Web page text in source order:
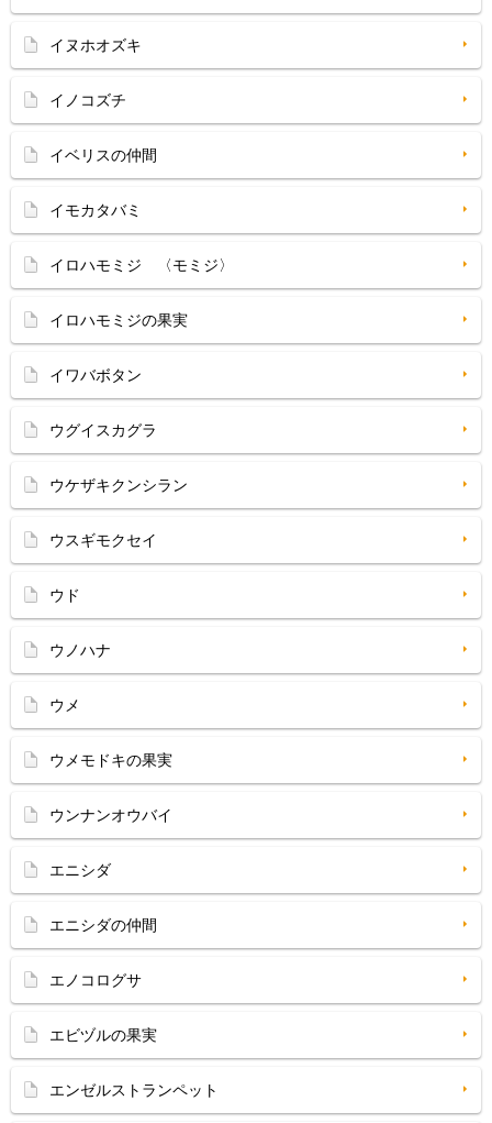
イヌホオズキ
イノコズチ
イベリスの仲間
イモカタバミ
イロハモミジ 〈モミジ〉
イロハモミジの果実
イワバボタン
ウグイスカグラ
ウケザキクンシラン
ウスギモクセイ
ウド
ウノハナ
ウメ
ウメモドキの果実
ウンナンオウバイ
エニシダ
エニシダの仲間
エノコログサ
エビヅルの果実
エンゼルストランペット